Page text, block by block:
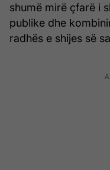
shumë mirë çfarë i
publike dhe
radhës e shijes së